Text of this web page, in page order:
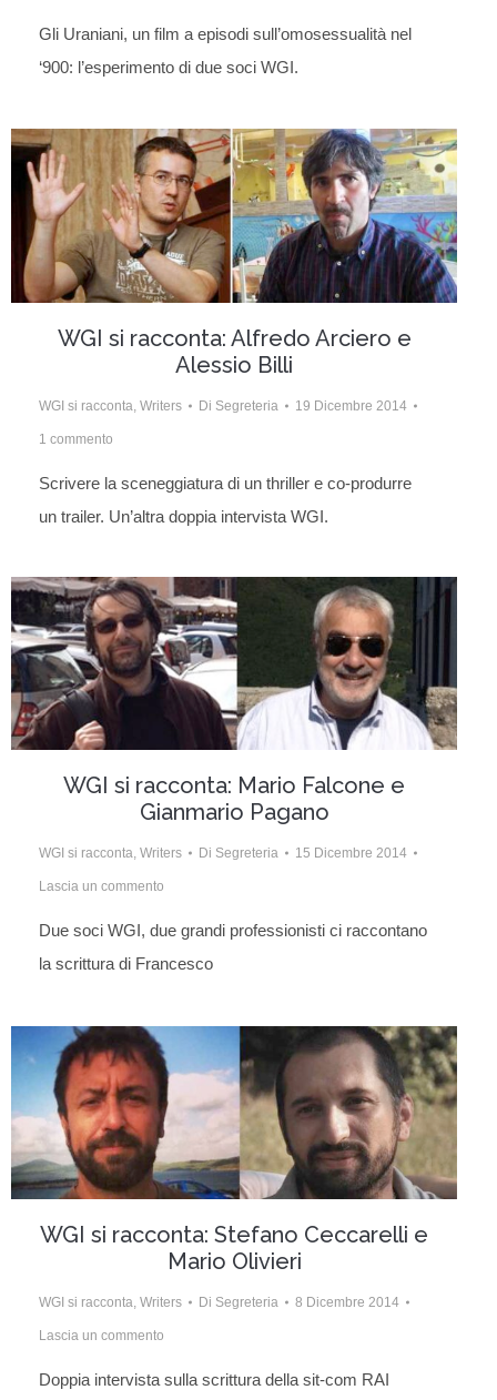
Gli Uraniani, un film a episodi sull’omosessualità nel
‘900: l’esperimento di due soci WGI.
WGI si racconta: Alfredo Arciero e
Alessio Billi
WGI si racconta Writers Di Segreteria 19 Dicembre 2014
1 commento
Scrivere la sceneggiatura di un thriller e co-produrre
un trailer. Un’altra doppia intervista WGI.
WGI si racconta: Mario Falcone e
Gianmario Pagano
WGI si racconta, Writers Di Segreteria 15 Dicembre 2014
Lascia un commento
Due soci WGI, due grandi professionisti ci raccontano
la scrittura di Francesco
WGI si racconta: Stefano Ceccarelli e
Mario Olivieri
WGI si racconta, Writers Di Segreteria 8 Dicembre 2014
Lascia un commento
Doppia intervista sulla scrittura della sit-com RAI